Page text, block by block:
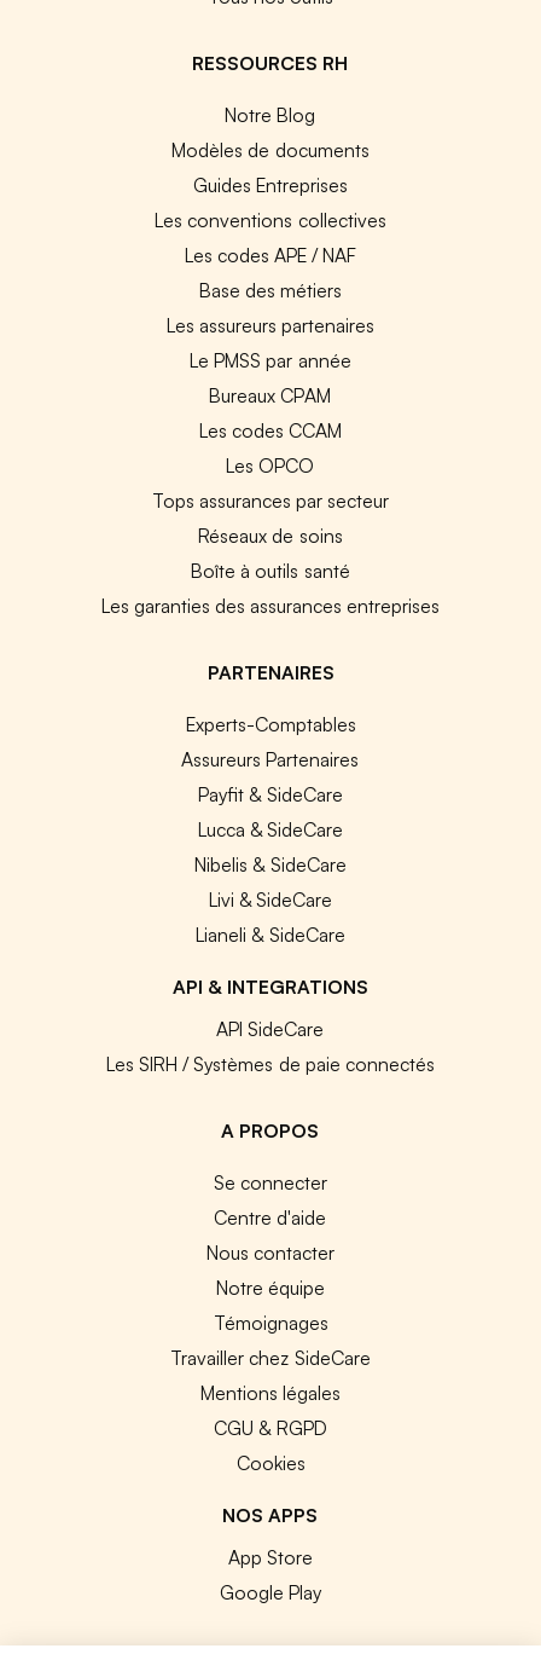
RESSOURCES RH
Notre Blog
Modèles de documents
Guides Entreprises
Les conventions collectives
Les codes APE / NAF
Base des métiers
Les assureurs partenaires
Le PMSS par année
Bureaux CPAM
Les codes CCAM
Les OPCO
Tops assurances par secteur
Réseaux de soins
Boîte à outils santé
Les garanties des assurances entreprises
PARTENAIRES
Experts-Comptables
Assureurs Partenaires
Payfit & SideCare
Lucca & SideCare
Nibelis & SideCare
Livi & SideCare
Lianeli & SideCare
API & INTEGRATIONS
API SideCare
Les SIRH / Systèmes de paie connectés
A PROPOS
Se connecter
Centre d'aide
Nous contacter
Notre équipe
Témoignages
Travailler chez SideCare
Mentions légales
CGU & RGPD
Cookies
NOS APPS
App Store
Google Play